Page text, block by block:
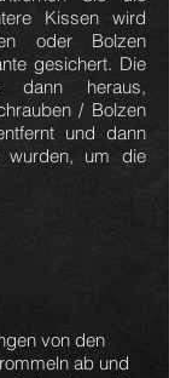
Kissen wird
oder Bolzen
gesichert. Die
dann heraus,
/ Bolzen
und dann
wurden, um die
von den
ab und